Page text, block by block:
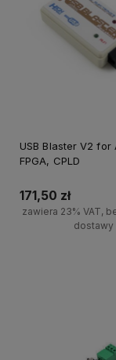
USB Blaster V2 for
FPGA, CPLD
171,50 zł
zawiera 23% VAT,
dostawy